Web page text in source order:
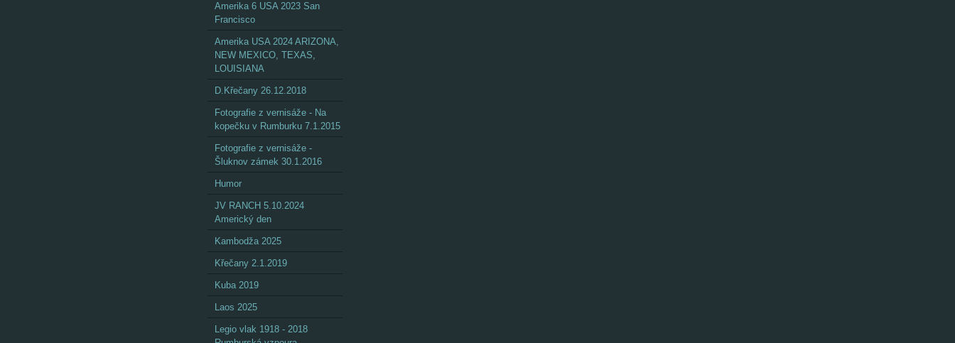
Amerika 6 USA 2023 San
Francisco
Amerika USA 2024 ARIZONA,
NEW MEXICO, TEXAS,
LOUISIANA
D.Křečany 26.12.2018
Fotografie z vernisáže - Na
kopečku v Rumburku 7.1.2015
Fotografie z vernisáže -
Šluknov zámek 30.1.2016
Humor
JV RANCH 5.10.2024
Americký den
Kambodža 2025
Křečany 2.1.2019
Kuba 2019
Laos 2025
Legio vlak 1918 - 2018